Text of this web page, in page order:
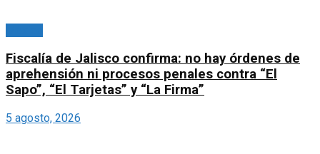
Fiscalía de Jalisco confirma: no hay órdenes de
aprehensión ni procesos penales contra “El
Sapo”, “El Tarjetas” y “La Firma”
5 agosto, 2026